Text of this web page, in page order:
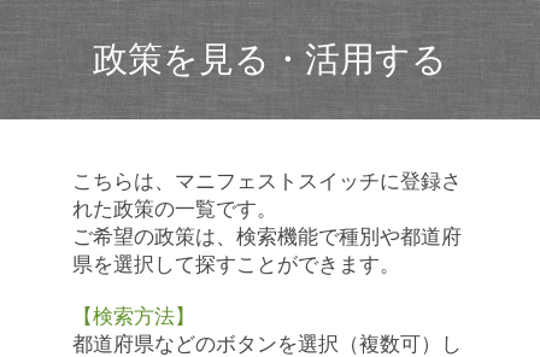
政策を見る・活用する
こちらは、マニフェストスイッチに登録さ
れた政策の一覧です。
ご希望の政策は、検索機能で種別や都道府
県を選択して探すことができます。
【検索方法】
都道府県などのボタンを選択（複数可）し